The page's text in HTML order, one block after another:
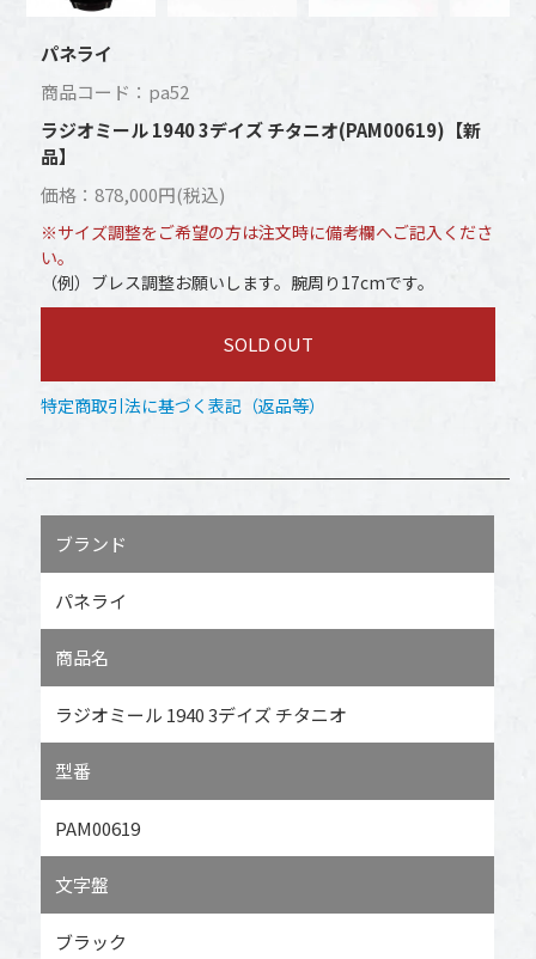
パネライ
商品コード：pa52
ラジオミール 1940 3デイズ チタニオ(PAM00619)【新
品】
価格：878,000円(税込)
※サイズ調整をご希望の方は注文時に備考欄へご記入くださ
い。
（例）ブレス調整お願いします。腕周り17cmです。
SOLD OUT
特定商取引法に基づく表記（返品等）
ブランド
パネライ
商品名
ラジオミール 1940 3デイズ チタニオ
型番
PAM00619
文字盤
ブラック